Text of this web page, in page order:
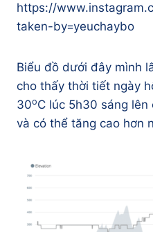
https://
taken-by=yeuchaybo
Biểu đồ dưới đây mình
cho thấy thời tiết ngày
30oC lúc 5h30 sáng lên
và có thể tăng cao hơn